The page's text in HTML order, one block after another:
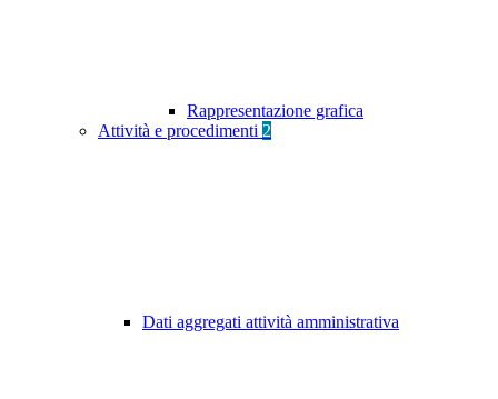
Rappresentazione grafica
Attività e procedimenti 2
Dati aggregati attività amministrativa